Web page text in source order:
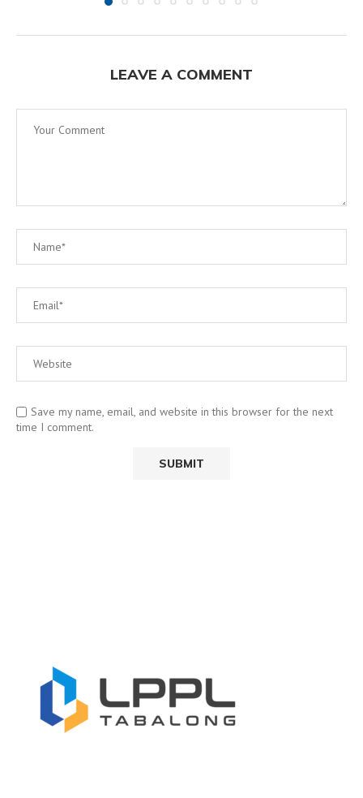
LEAVE A COMMENT
Save my name, email, and website in this browser for the next
time I comment.